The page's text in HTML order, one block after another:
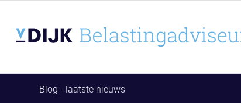
Blog - laatste nieuws